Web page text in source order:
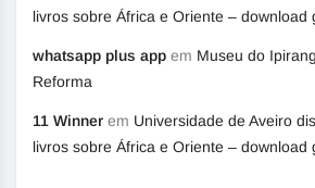
livros sobre África e Oriente – download
whatsapp plus app em Museu do
Reforma
11 Winner em Universidade de Aveiro
livros sobre África e Oriente – download